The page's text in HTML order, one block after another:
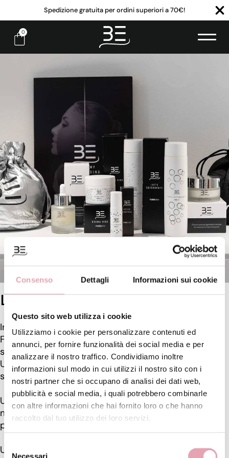
Consenso Dettagli Informazioni sui cookie
Questo sito web utilizza i cookie
Utilizziamo i cookie per personalizzare contenuti ed
annunci, per fornire funzionalità dei social media e per
analizzare il nostro traffico. Condividiamo inoltre
informazioni sul modo in cui utilizzi il nostro sito con i
nostri partner che si occupano di analisi dei dati web,
pubblicità e social media, i quali potrebbero combinarle
con altre informazioni che hai fornito loro o che hanno
raccolto dal tuo utilizzo dei loro servizi.
Necessari
Spedizione gratuita per ordini superiori a 70€!
0
LA FORZA DELLE MAMME
In questo post parlo da figlia.
Figlia grata e fortunata per la mamma che ho
sempre avuto.
Una donne forte, ma di quelle forze interiori che ti fa
sentire al sicuro, sempre.
Una mamma positiva, presente, che ha sempre
messo da parte la sua vita (a volte anche troppo)
per crescere i suoi figli e accudire suo marito.
Una donna che tutt’ora (che siamo belli grandi e